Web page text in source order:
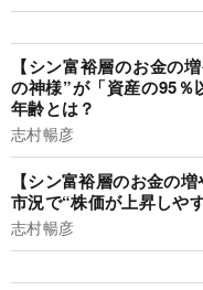
【シン富裕層のお金の
の神様”が「資産の95％
年齢とは？
志村暢彦
【シン富裕層のお金の
市況で“株価が上昇しや
志村暢彦